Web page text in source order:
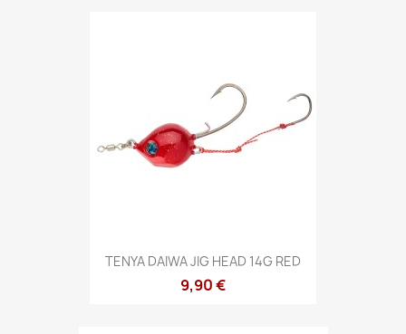
TENYA DAIWA JIG HEAD 14G RED
9,90 €